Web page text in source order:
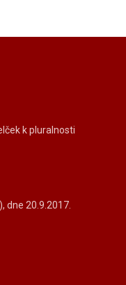
k pluralnosti
dne 20.9.2017.